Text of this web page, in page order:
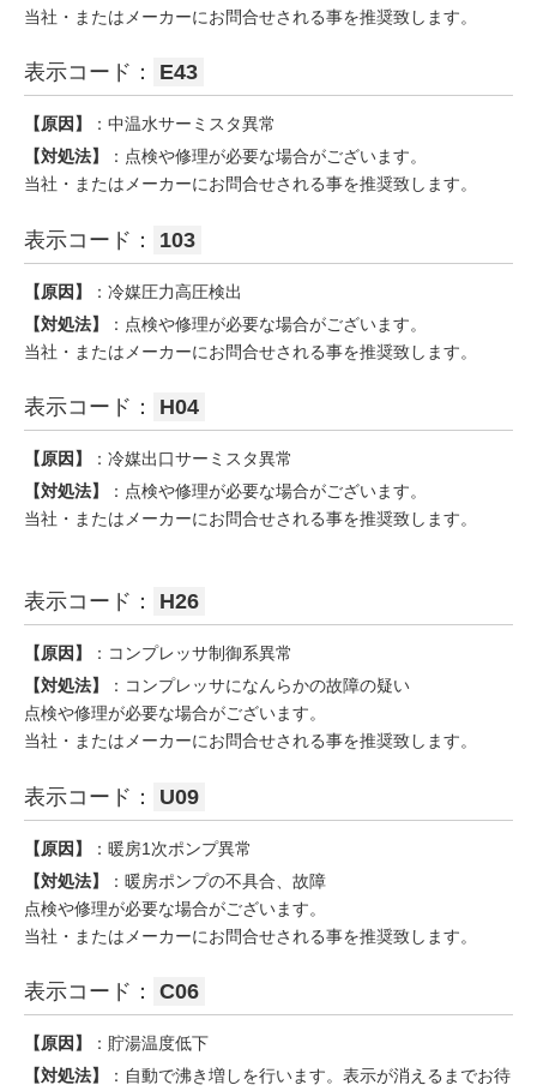
当社・またはメーカーにお問合せされる事を推奨致します。
表示コード： E43
【原因】
：中温水サーミスタ異常
【対処法】
：点検や修理が必要な場合がございます。
当社・またはメーカーにお問合せされる事を推奨致します。
表示コード： 103
【原因】
：冷媒圧力高圧検出
【対処法】
：点検や修理が必要な場合がございます。
当社・またはメーカーにお問合せされる事を推奨致します。
表示コード： H04
【原因】
：冷媒出口サーミスタ異常
【対処法】
：点検や修理が必要な場合がございます。
当社・またはメーカーにお問合せされる事を推奨致します。
表示コード： H26
【原因】
：コンプレッサ制御系異常
【対処法】
：コンプレッサになんらかの故障の疑い
点検や修理が必要な場合がございます。
当社・またはメーカーにお問合せされる事を推奨致します。
表示コード： U09
【原因】
：暖房1次ポンプ異常
【対処法】
：暖房ポンプの不具合、故障
点検や修理が必要な場合がございます。
当社・またはメーカーにお問合せされる事を推奨致します。
表示コード： C06
【原因】
：貯湯温度低下
【対処法】
：自動で沸き増しを行います。表示が消えるまでお待